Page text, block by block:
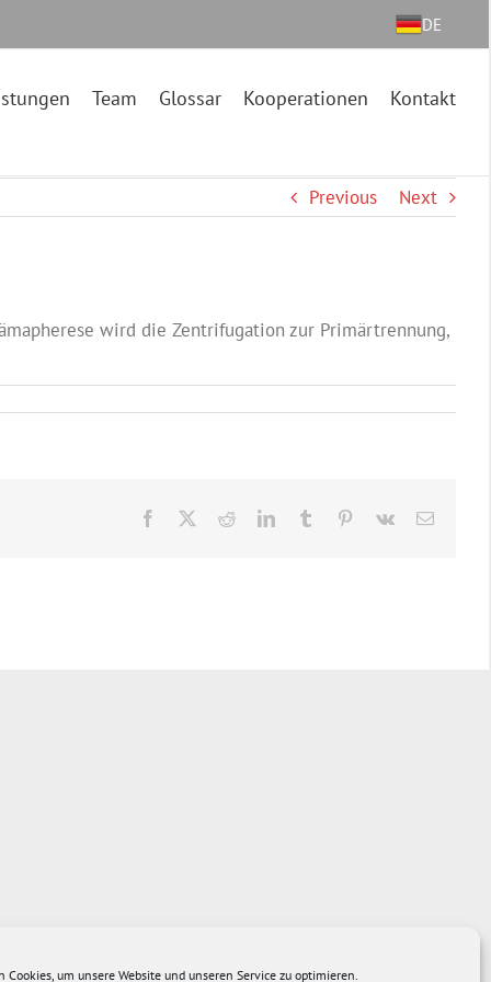
Cookies, um unsere Website und unseren Service zu optimieren.
DE
Team Glossar Kooperationen Kontakt
Previous Next
wird die Zentrifugation zur Primärtrennung,